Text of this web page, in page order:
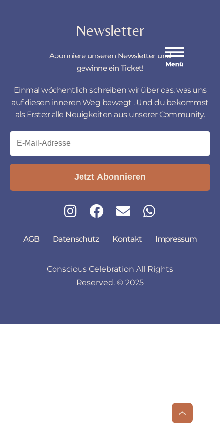
Newsletter
Abonniere unseren Newsletter und
gewinne ein Ticket!
Einmal wöchentlich schreiben wir über das, was uns
auf diesen inneren Weg bewegt . Und du bekommst
als Erste:r alle Neuigkeiten aus unserer Community.
AGB Datenschutz Kontakt Impressum
Conscious Celebration All Rights
Reserved. © 2025